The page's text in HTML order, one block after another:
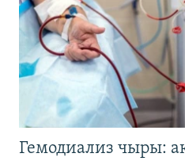
Гемодиализ чыры: